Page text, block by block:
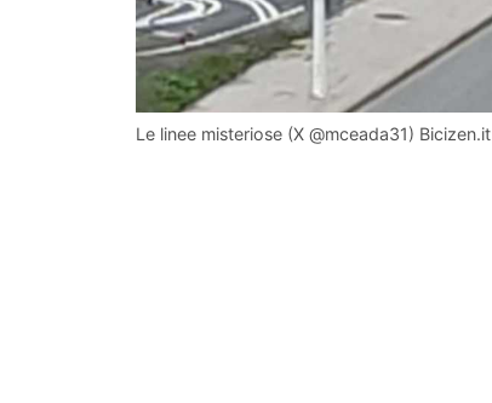
Le linee misteriose (X @mceada31) Bicizen.it